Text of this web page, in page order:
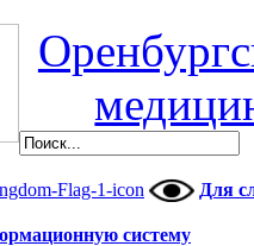
Для
систему